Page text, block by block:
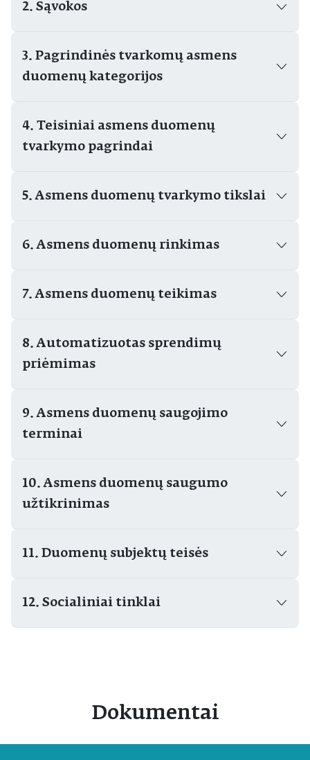
2. Sąvokos
3. Pagrindinės tvarkomų asmens
duomenų kategorijos
4. Teisiniai asmens duomenų
tvarkymo pagrindai
5. Asmens duomenų tvarkymo tikslai
6. Asmens duomenų rinkimas
7. Asmens duomenų teikimas
8. Automatizuotas sprendimų
priėmimas
9. Asmens duomenų saugojimo
terminai
10. Asmens duomenų saugumo
užtikrinimas
11. Duomenų subjektų teisės
12. Socialiniai tinklai
Dokumentai